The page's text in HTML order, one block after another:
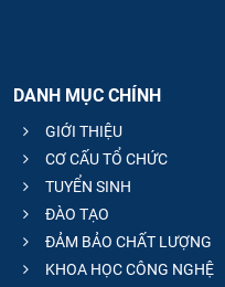
DANH MỤC CHÍNH
GIỚI THIỆU
CƠ CẤU TỔ CHỨC
TUYỂN SINH
ĐÀO TẠO
ĐẢM BẢO CHẤT LƯỢNG
KHOA HỌC CÔNG NGHỆ